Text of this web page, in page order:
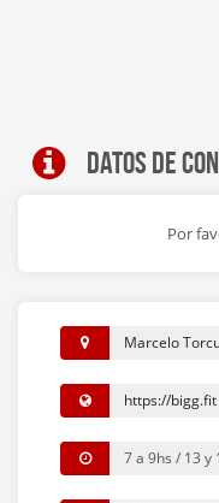
Datos de
Por
Marcelo
https://bigg.fit
7 a 9hs / 13 y